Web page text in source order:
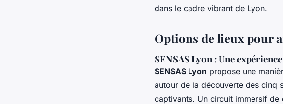
dans le cadre vibrant de Lyon.
Options de lieux pour
SENSAS Lyon : Une
SENSAS Lyon propose une
autour de la découverte des cinq
captivants. Un circuit immersif de